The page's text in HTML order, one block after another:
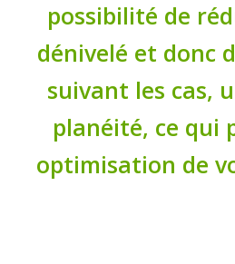
possibilité de
dénivelé et donc
suivant les cas,
planéité, ce qui
optimisation de